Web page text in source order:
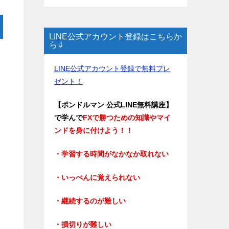
LINE公式アカウント登録はこちらか
ら⇓
LINE公式アカウント登録で無料プレ
ゼント！
【ポンドルマン 公式LINE無料講座】
で学んでFXで勝つための知識やマイ
ンドを身に付けよう！！
・学習する時間がなかなか取れない
・いっぺんに覚えられない
・継続するのが難しい
・損切りが難しい